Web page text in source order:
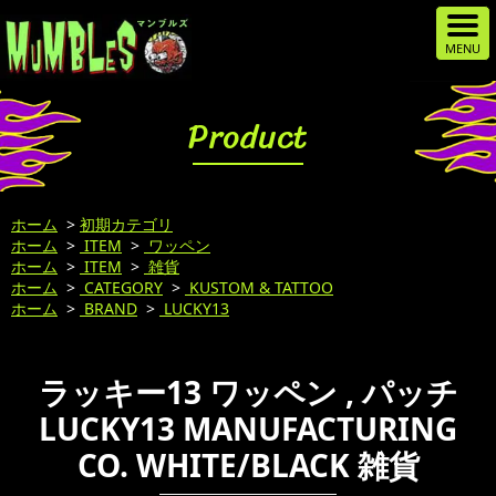
Product
ホーム > 初期カテゴリ
ホーム > ITEM > ワッペン
ホーム > ITEM > 雑貨
ホーム > CATEGORY > KUSTOM & TATTOO
ホーム > BRAND > LUCKY13
ラッキー13 ワッペン , パッチ
LUCKY13 MANUFACTURING
CO. WHITE/BLACK 雑貨